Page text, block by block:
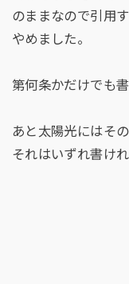
のままなので引用
やめました。
第何条かだけでも
あと太陽光にはそ
それはいずれ書け